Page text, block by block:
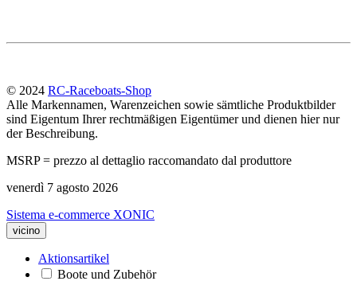
© 2024 RC-Raceboats-Shop
Alle Markennamen, Warenzeichen sowie sämtliche Produktbilder
sind Eigentum Ihrer rechtmäßigen Eigentümer und dienen hier nur
der Beschreibung.
MSRP = prezzo al dettaglio raccomandato dal produttore
venerdì 7 agosto 2026
Sistema e-commerce XONIC
vicino
Aktionsartikel
Boote und Zubehör